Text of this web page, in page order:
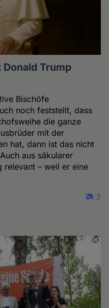
Trump
Bischöfe
noch feststellt, dass
die ganze
mit der
hat, dann ist das nicht
aus säkularer
relevant – weil er eine
2